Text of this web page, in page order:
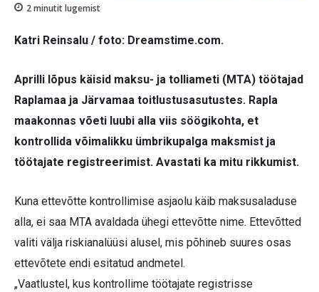
2minutit lugemist
Katri Reinsalu / foto: Dreamstime.com.
Aprilli lõpus käisid maksu- ja tolliameti (MTA) töötajad
Raplamaa ja Järvamaa toitlustusasutustes. Rapla
maakonnas võeti luubi alla viis söögikohta, et
kontrollida võimalikku ümbrikupalga maksmist ja
töötajate registreerimist. Avastati ka mitu rikkumist.
Kuna ettevõtte kontrollimise asjaolu käib maksusaladuse
alla, ei saa MTA avaldada ühegi ettevõtte nime. Ettevõtted
valiti välja riskianalüüsi alusel, mis põhineb suures osas
ettevõtete endi esitatud andmetel.
„Vaatlustel, kus kontrollime töötajate registrisse